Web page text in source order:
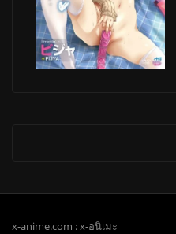
x-anime.com : x-อนิเมะ